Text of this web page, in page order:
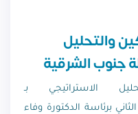
والتحليل
جنوب الشرقية
الاستراتيجي بـ
برئاسة الدكتورة وفاء